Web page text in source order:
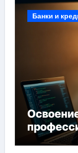
Банки и